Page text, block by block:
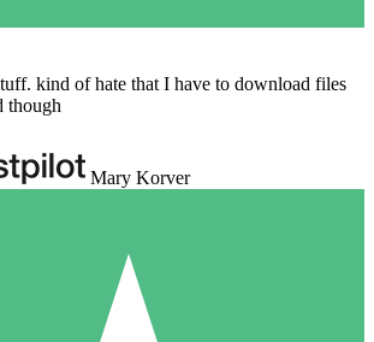
kind of hate that I have to download files
though
Mary Korver